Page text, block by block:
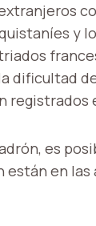
y
dificultad
es
en